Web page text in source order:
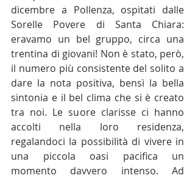
dicembre a Pollenza, ospitati dalle
Sorelle Povere di Santa Chiara:
eravamo un bel gruppo, circa una
trentina di giovani! Non è stato, però,
il numero più consistente del solito a
dare la nota positiva, bensì la bella
sintonia e il bel clima che si è creato
tra noi. Le suore clarisse ci hanno
accolti nella loro residenza,
regalandoci la possibilità di vivere in
una piccola oasi pacifica un
momento davvero intenso. Ad